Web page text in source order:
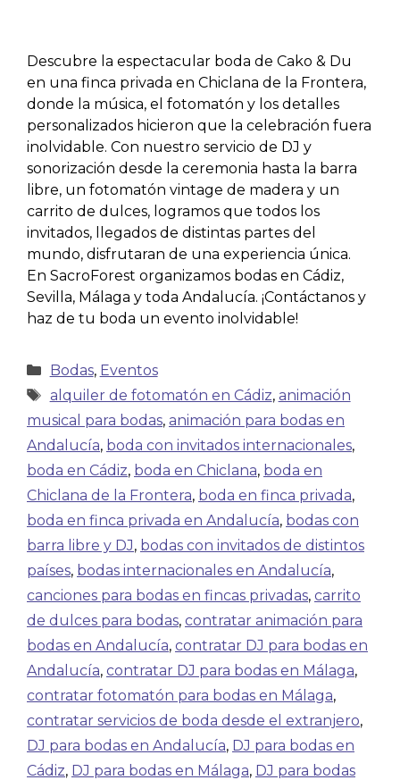
Descubre la espectacular boda de Cako & Du
en una finca privada en Chiclana de la Frontera,
donde la música, el fotomatón y los detalles
personalizados hicieron que la celebración fuera
inolvidable. Con nuestro servicio de DJ y
sonorización desde la ceremonia hasta la barra
libre, un fotomatón vintage de madera y un
carrito de dulces, logramos que todos los
invitados, llegados de distintas partes del
mundo, disfrutaran de una experiencia única.
En SacroForest organizamos bodas en Cádiz,
Sevilla, Málaga y toda Andalucía. ¡Contáctanos y
haz de tu boda un evento inolvidable!
Bodas, Eventos
alquiler de fotomatón en Cádiz, animación
musical para bodas, animación para bodas en
Andalucía, boda con invitados internacionales,
boda en Cádiz, boda en Chiclana, boda en
Chiclana de la Frontera, boda en finca privada,
boda en finca privada en Andalucía, bodas con
barra libre y DJ, bodas con invitados de distintos
países, bodas internacionales en Andalucía,
canciones para bodas en fincas privadas, carrito
de dulces para bodas, contratar animación para
bodas en Andalucía, contratar DJ para bodas en
Andalucía, contratar DJ para bodas en Málaga,
contratar fotomatón para bodas en Málaga,
contratar servicios de boda desde el extranjero,
DJ para bodas en Andalucía, DJ para bodas en
Cádiz, DJ para bodas en Málaga, DJ para bodas